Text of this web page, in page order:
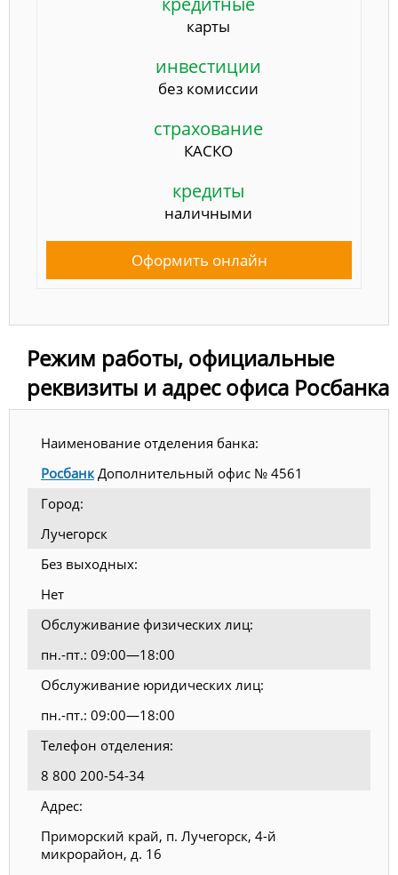
карты
инвестиции
без комиссии
страхование
КАСКО
кредиты
наличными
Оформить онлайн
Режим работы, официальные
реквизиты и адрес офиса Росбанка
Наименование отделения банка:
РосбанкДополнительный офис № 4561
Город:
Лучегорск
Без выходных:
Нет
Обслуживание физических лиц:
пн.-пт.: 09:00—18:00
Обслуживание юридических лиц:
пн.-пт.: 09:00—18:00
Телефон отделения:
8 800 200-54-34
Адрес:
Приморский край, п. Лучегорск, 4-й
микрорайон, д. 16